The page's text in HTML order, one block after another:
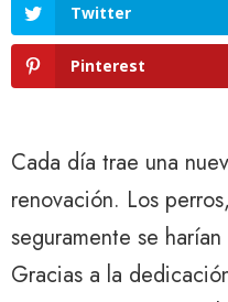
Twitter
Pinterest
Cada día trae una
renovación. Los
seguramente se
Gracias a la